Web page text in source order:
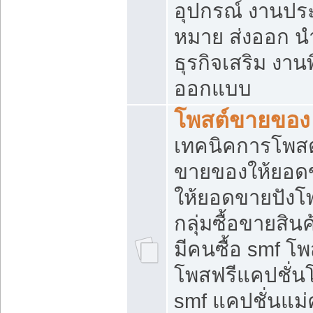
อุปกรณ์ งานป
หมาย ส่งออก น
ธุรกิจเสริม งา
ออกแบบ
โพสต์ขายของ
เทคนิคการโพ
ขายของให้ยอ
ให้ยอดขายปัง
กลุ่มซื้อขายสิน
มีคนซื้อ smf โ
โพสฟรีแคปชั่น
smf แคปชั่นแ